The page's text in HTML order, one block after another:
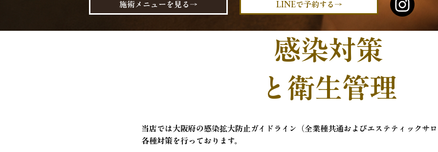
施術メニューを見る→ LINEで予約する→
感染対策
​と衛生管理
当店では大阪府の感染拡大防止ガイドライン（全業種共通およびエステティックサ
各種対策を行っております。